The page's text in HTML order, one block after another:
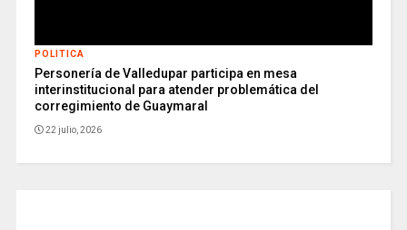
POLITICA
Personería de Valledupar participa en mesa
interinstitucional para atender problemática del
corregimiento de Guaymaral
22 julio, 2026